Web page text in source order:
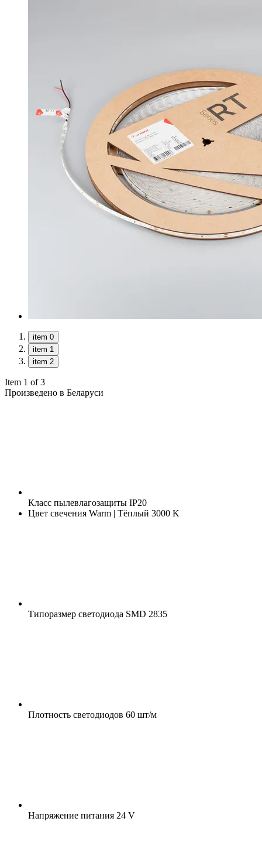
item 0
item 1
item 2
Item 1 of 3
Произведено в Беларуси
Класс пылевлагозащиты IP20
Цвет свечения Warm | Тёплый 3000 K
Типоразмер светодиода SMD 2835
Плотность светодиодов 60 шт/м
Напряжение питания 24 V